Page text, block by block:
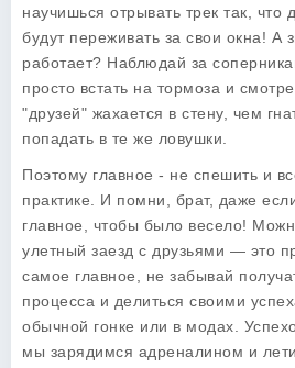
научишься отрывать трек так, что
будут переживать за свои окна! А
работает? Наблюдай за
просто встать на тормоза и
"друзей" жахается в стену, чем
попадать в те же ловушки.
Поэтому главное - не спешить и
практике. И помни, брат, даже
главное, чтобы было весело!
улетный заезд с друзьями — это
самое главное, не забывай
процесса и делиться своими
обычной гонке или в модах.
мы зарядимся адреналином и